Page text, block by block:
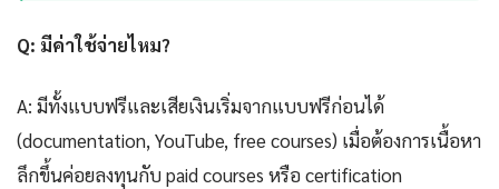
Q: มีค่าใช้จ่ายไหม?
A: มีทั้งแบบฟรีและเสียเงินเริ่มจากแบบฟรีก่อนได้
(documentation, YouTube, free courses) เมื่อต้องการเนื้อหา
ลึกขึ้นค่อยลงทุนกับ paid courses หรือ certification